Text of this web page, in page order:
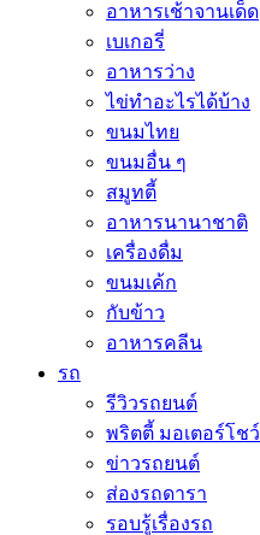
อาหารเช้าจานเด็ด
เบเกอรี่
อาหารว่าง
ไข่ทำอะไรได้บ้าง
ขนมไทย
ขนมอื่น ๆ
สมูทตี้
อาหารนานาชาติ
เครื่องดื่ม
ขนมเค้ก
กับข้าว
อาหารคลีน
รถ
รีวิวรถยนต์
พริตตี้ มอเตอร์โชว์
ข่าวรถยนต์
ส่องรถดารา
รอบรู้เรื่องรถ